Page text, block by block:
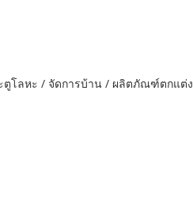
ตูโลหะ / จัดการบ้าน / ผลิตภัณฑ์ตกแต่ง